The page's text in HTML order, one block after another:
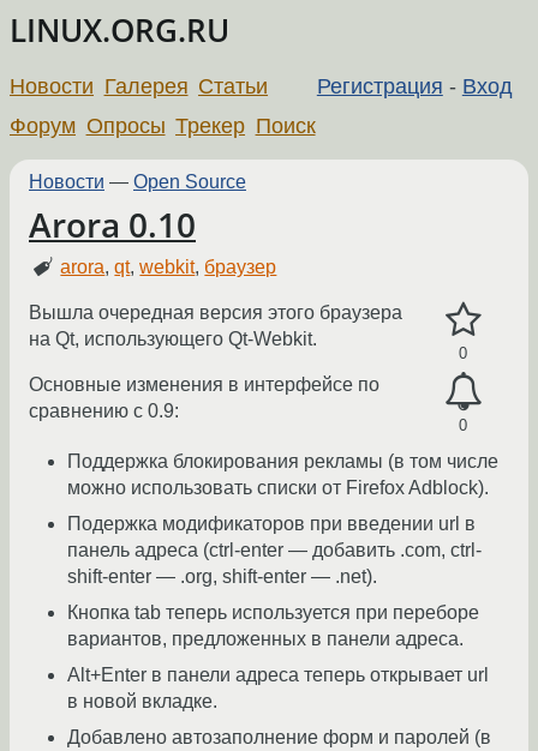
LINUX.ORG.RU
Регистрация - Вход
Новости Галерея Статьи
Форум Опросы Трекер Поиск
Новости — Open Source
Arora 0.10
arora,qt,webkit, браузер
0
0
Вышла очередная версия этого браузера
на Qt, использующего Qt-Webkit.
Основные изменения в интерфейсе по
сравнению с 0.9:
Поддержка блокирования рекламы (в том числе
можно использовать списки от Firefox Adblock).
Подержка модификаторов при введении url в
панель адреса (ctrl-enter — добавить .com, ctrl-
shift-enter — .org, shift-enter — .net).
Кнопка tab теперь используется при переборе
вариантов, предложенных в панели адреса.
Alt+Enter в панели адреса теперь открывает url
в новой вкладке.
Добавлено автозаполнение форм и паролей (в